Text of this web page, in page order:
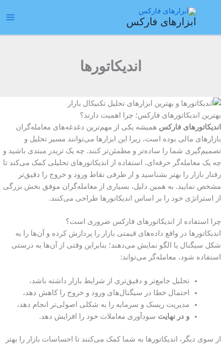
ابزارهای فارکس
اندیکاتورها
بهترین اندیکاتورهای فارکس؛ چرا اهمیت دارند؟
اندیکاتورهای فارکس همیشه یکی از مهم‌ترین دغدغه‌های معامله‌گران
بازارهای مالی بوده است، زیرا این ابزارها می‌توانند مسیر تحلیل و
تصمیم‌گیری شما را ساده‌تر و مطمئن‌تر کنند. چه یک تریدر مبتدی باشید و
چه یک معامله‌گر حرفه‌ای، استفاده از اندیکاتورهای تحلیلی کمک می‌کند تا
رفتار بازار را بهتر بشناسید و از طرفی نقاط ورود و خروج را دقیق‌تر
مشخص نمایید. به همین دلیل، بسیاری از معامله‌گران موفق بخش بزرگی
از استراتژی خود را بر اساس اندیکاتورها طراحی می‌کنند.
چرا استفاده از اندیکاتورهای فارکس ضروری است؟
اندیکاتورها در واقع داده‌های قیمتی بازار را پردازش کرده و آن‌ها را به
شکل سیگنال یا الگو نمایش می‌دهند؛ بنابراین وقتی از آن‌ها به درستی
استفاده شود، معامله‌گر می‌تواند:
تحلیل جامع‌تر و دقیق‌تری از شرایط بازار داشته باشد،
احتمال خطا در سیگنال‌های ورود و خروج را کاهش دهد،
مدیریت ریسک و سرمایه را به شکلی اصولی‌تر انجام دهد،
و در نهایت سودآوری معاملات خود را افزایش دهد.
از سوی دیگر، اندیکاتورها به شما کمک می‌کنند تا احساسات بازار را بهتر